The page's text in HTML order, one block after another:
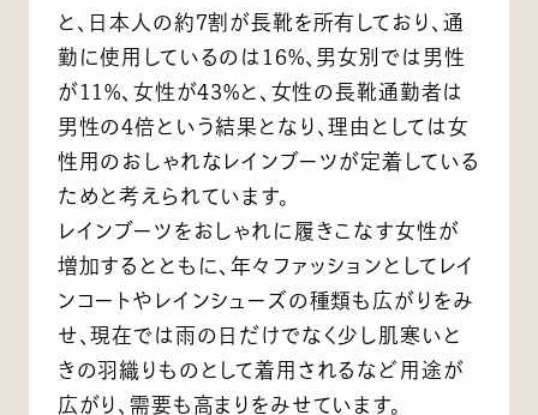
と、日本人の約7割が長靴を所有しており、通
勤に使用しているのは16%、男女別では男性
が11%、女性が43%と、女性の長靴通勤者は
男性の4倍という結果となり、理由としては女
性用のおしゃれなレインブーツが定着している
ためと考えられています。
レインブーツをおしゃれに履きこなす女性が
増加するとともに、年々ファッションとしてレイ
ンコートやレインシューズの種類も広がりをみ
せ、現在では雨の日だけでなく少し肌寒いと
きの羽織りものとして着用されるなど用途が
広がり、需要も高まりをみせています。